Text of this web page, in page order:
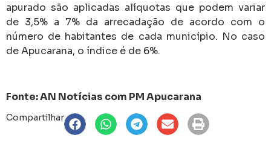
apurado são aplicadas alíquotas que podem variar
de 3,5% a 7% da arrecadação de acordo com o
número de habitantes de cada município. No caso
de Apucarana, o índice é de 6%.
Fonte: AN Notícias com PM Apucarana
Compartilhar